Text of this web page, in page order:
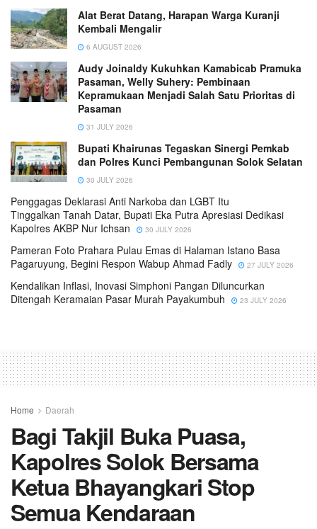
Alat Berat Datang, Harapan Warga Kuranji
Kembali Mengalir
6 AUGUST 2026
Audy Joinaldy Kukuhkan Kamabicab Pramuka
Pasaman, Welly Suhery: Pembinaan
Kepramukaan Menjadi Salah Satu Prioritas di
Pasaman
31 JULY 2026
Bupati Khairunas Tegaskan Sinergi Pemkab
dan Polres Kunci Pembangunan Solok Selatan
30 JULY 2026
Penggagas Deklarasi Anti Narkoba dan LGBT Itu
Tinggalkan Tanah Datar, Bupati Eka Putra Apresiasi Dedikasi
Kapolres AKBP Nur Ichsan
30 JULY 2026
Pameran Foto Prahara Pulau Emas di Halaman Istano Basa
Pagaruyung, Begini Respon Wabup Ahmad Fadly
27 JULY 2026
Kendalikan Inflasi, Inovasi Simphoni Pangan Diluncurkan
Ditengah Keramaian Pasar Murah Payakumbuh
23 JULY 2026
Home Daerah
Bagi Takjil Buka Puasa,
Kapolres Solok Bersama
Ketua Bhayangkari Stop
Semua Kendaraan